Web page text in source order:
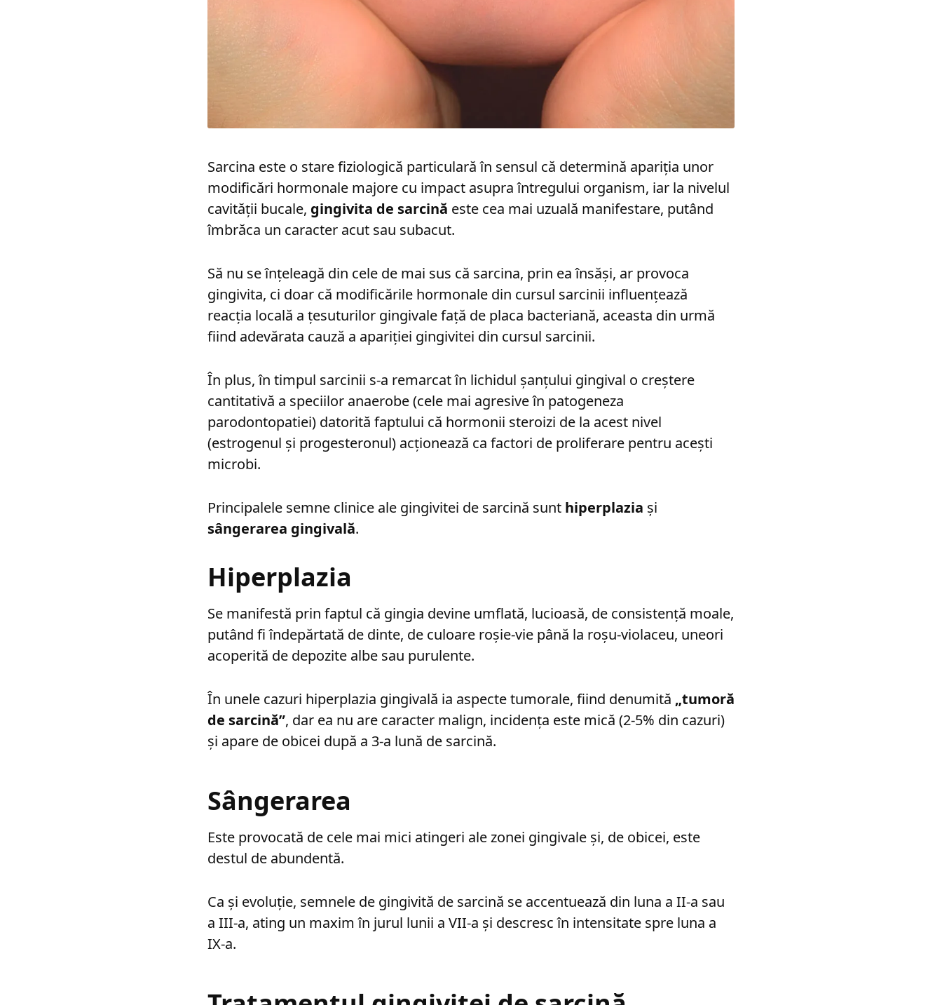
Sarcina este o stare fiziologică particulară în sensul că determină apariția unor
modificări hormonale majore cu impact asupra întregului organism, iar la nivelul
cavității bucale, gingivita de sarcină este cea mai uzuală manifestare, putând
îmbrăca un caracter acut sau subacut.
Să nu se înțeleagă din cele de mai sus că sarcina, prin ea însăși, ar provoca
gingivita, ci doar că modificările hormonale din cursul sarcinii influențează
reacția locală a țesuturilor gingivale față de placa bacteriană, aceasta din urmă
fiind adevărata cauză a apariției gingivitei din cursul sarcinii.
În plus, în timpul sarcinii s-a remarcat în lichidul șanțului gingival o creștere
cantitativă a speciilor anaerobe (cele mai agresive în patogeneza
parodontopatiei) datorită faptului că hormonii steroizi de la acest nivel
(estrogenul și progesteronul) acționează ca factori de proliferare pentru acești
microbi.
Principalele semne clinice ale gingivitei de sarcină sunt hiperplazia și
sângerarea gingivală.
Hiperplazia
Se manifestă prin faptul că gingia devine umflată, lucioasă, de consistență moale,
putând fi îndepărtată de dinte, de culoare roșie-vie până la roșu-violaceu, uneori
acoperită de depozite albe sau purulente.
În unele cazuri hiperplazia gingivală ia aspecte tumorale, fiind denumită „tumoră
de sarcină”, dar ea nu are caracter malign, incidența este mică (2-5% din cazuri)
și apare de obicei după a 3-a lună de sarcină.
Sângerarea
Este provocată de cele mai mici atingeri ale zonei gingivale și, de obicei, este
destul de abundentă.
Ca și evoluție, semnele de gingivită de sarcină se accentuează din luna a II-a sau
a III-a, ating un maxim în jurul lunii a VII-a și descresc în intensitate spre luna a
IX-a.